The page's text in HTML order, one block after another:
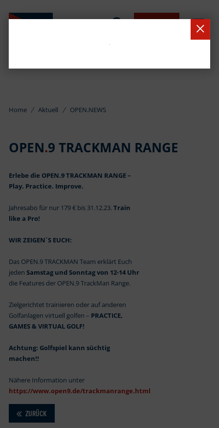
Home Aktuell OPEN.NEWS
OPEN.9 TRACKMAN RANGE
Erlebe die OPEN.9 TRACKMAN RANGE –
Play. Practice. Improve.
Jahresabo für nur 179 € bis 31.12.23. Train
like a Pro!
WIR ZEIGEN´S EUCH:
Das OPEN.9 TRACKMAN Team erklärt Euch
jeden Samstag und Sonntag von 12-14 Uhr
die Features der OPEN.9 TrackMan Range.
Zielgerichtet trainieren oder auf anderen
Golfanlagen virtuell golfen – PRACTICE,
GAMES & VIRTUAL GOLF!
Achtung: Golfspiel kann süchtig
machen!!
Nähere Information unter
https://www.open9.de/trackmanrange.html
ZURÜCK